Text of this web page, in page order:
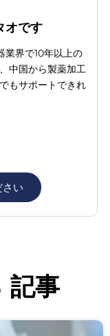
オです
業界で10年以上の
中国から製薬加工
もサポートできれ
い
記事